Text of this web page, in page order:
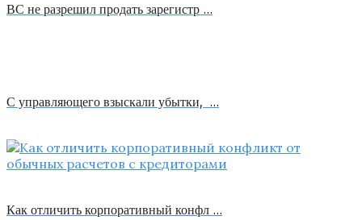
ВС не разрешил продать зарегистр …
С управляющего взыскали убытки, …
Как отличить корпоративный конфл …